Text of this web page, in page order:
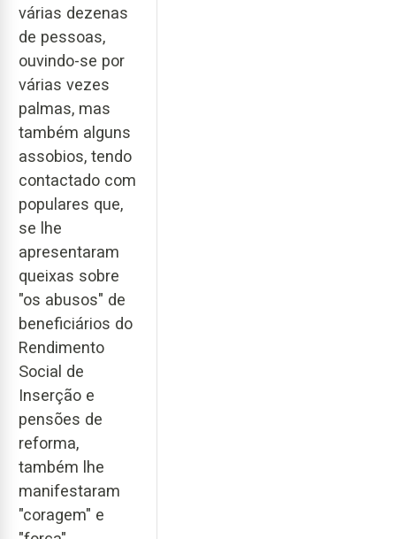
várias dezenas
de pessoas,
ouvindo-se por
várias vezes
palmas, mas
também alguns
assobios, tendo
contactado com
populares que,
se lhe
apresentaram
queixas sobre
"os abusos" de
beneficiários do
Rendimento
Social de
Inserção e
pensões de
reforma,
também lhe
manifestaram
"coragem" e